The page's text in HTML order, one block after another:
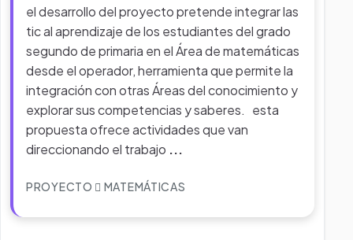
el desarrollo del proyecto pretende integrar las
tic al aprendizaje de los estudiantes del grado
segundo de primaria en el Área de matemáticas
desde el operador, herramienta que permite la
integración con otras Áreas del conocimiento y
explorar sus competencias y saberes. esta
propuesta ofrece actividades que van
direccionando el trabajo ...
PROYECTO MATEMÁTICAS